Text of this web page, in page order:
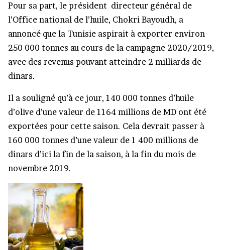
Pour sa part, le président directeur général de
l’Office national de l’huile, Chokri Bayoudh, a
annoncé que la Tunisie aspirait à exporter environ
250 000 tonnes au cours de la campagne 2020/2019,
avec des revenus pouvant atteindre 2 milliards de
dinars.
Il a souligné qu’à ce jour, 140 000 tonnes d’huile
d’olive d’une valeur de 1164 millions de MD ont été
exportées pour cette saison. Cela devrait passer à
160 000 tonnes d’une valeur de 1 400 millions de
dinars d’ici la fin de la saison, à la fin du mois de
novembre 2019.